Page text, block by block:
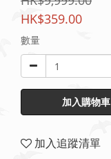
HK$359.00
數量
加入購物車
加入追蹤清單